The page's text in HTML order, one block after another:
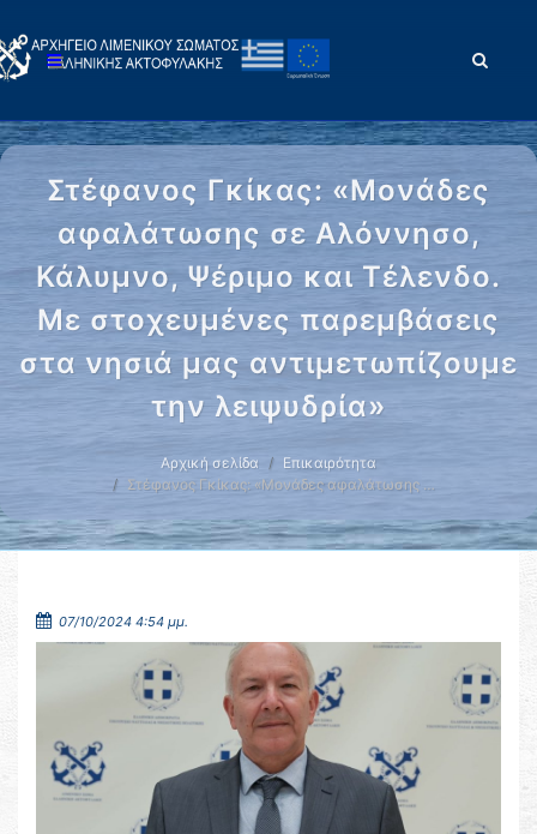
Στέφανος Γκίκας: «Μονάδες
αφαλάτωσης σε Αλόννησο,
Κάλυμνο, Ψέριμο και Τέλενδο.
Με στοχευμένες παρεμβάσεις
στα νησιά μας αντιμετωπίζουμε
την λειψυδρία»
Αρχική σελίδα
Επικαιρότητα
Στέφανος Γκίκας: «Μονάδες αφαλάτωσης …
07/10/2024 4:54 μμ.